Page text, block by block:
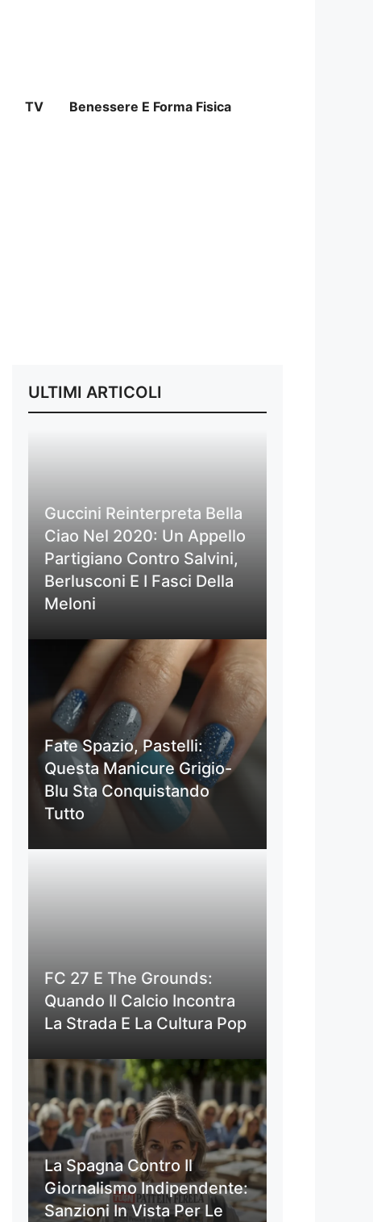
TV Benessere E Forma Fisica
ULTIMI ARTICOLI
Guccini Reinterpreta Bella
Ciao Nel 2020: Un Appello
Partigiano Contro Salvini,
Berlusconi E I Fasci Della
Meloni
Fate Spazio, Pastelli:
Questa Manicure Grigio-
Blu Sta Conquistando
Tutto
FC 27 E The Grounds:
Quando Il Calcio Incontra
La Strada E La Cultura Pop
La Spagna Contro Il
Giornalismo Indipendente:
Sanzioni In Vista Per Le